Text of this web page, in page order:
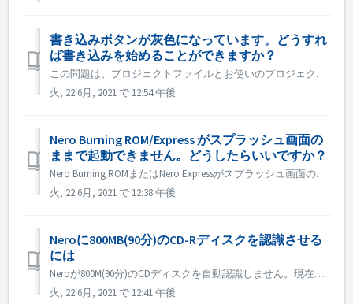
書き込みボタンが灰色になっています。どうすれ
ば書き込みを始めることができますか？
この問題は、プロジェクトファイルとお使いのプロジェクトタイプとの間の不一致が原因である可能性があります。他のプロジェクトタイプを試して、一致問題があるかどうかを確認してください。 ディスクドライブの認識に失敗したことも原因の一つと考えられますので、お試しください。 1. 外付けの光ディスクドライブレコ...
火, 22 6月, 2021 で 12:54 午後
Nero Burning ROM/Express がスプラッシュ画面の
ままで起動できません。どうしたらいいですか？
Nero Burning ROMまたはNero Expressがスプラッシュ画面のみでアプリケーションウィンドウが表示されない場合は、お使いのコンピュータに動作しないディスクドライブがないかどうかを確認してください。 このようなディスクドライブが存在する場合、Nero Burning ROMの起動に失敗すること...
火, 22 6月, 2021 で 12:38 午後
Neroに800MB(90分)のCD-Rディスクを認識させる
には
Neroが800M(90分)のCDディスクを自動認識しません。現在も700M(80分)として認識されています。 800M近いデータをフルディスクで書き込む必要がある場合は、「OverBurn」機能を有効にすることができます。 Nero Burning ROM/Nero Expressの「オプション」ダ...
火, 22 6月, 2021 で 12:41 午後